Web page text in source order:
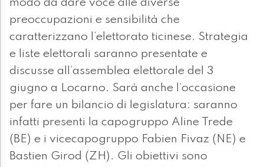
modo da dare voce alle diverse
preoccupazioni e sensibilità che
caratterizzano l’elettorato ticinese. Strategia
e liste elettorali saranno presentate e
discusse all’assemblea elettorale del 3
giugno a Locarno. Sarà anche l’occasione
per fare un bilancio di legislatura: saranno
infatti presenti la capogruppo Aline Trede
(BE) e i vicecapogruppo Fabien Fivaz (NE) e
Bastien Girod (ZH). Gli obiettivi sono